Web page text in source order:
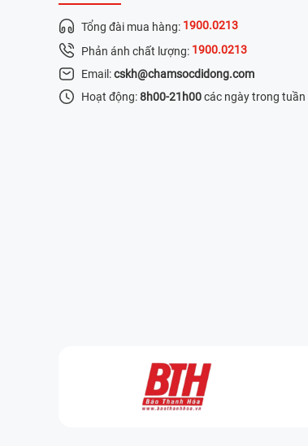
Tổng đài mua hàng: 1900.0213
Phản ánh chất lượng: 1900.0213
Email:cskh@chamsocdidong.com
Hoạt động:8h00-21h00các ngày trong tuần